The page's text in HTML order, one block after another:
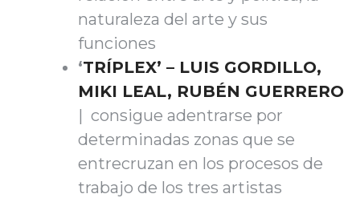
naturaleza del arte y sus
funciones
‘TRÍPLEX’ – LUIS GORDILLO,
MIKI LEAL, RUBÉN GUERRERO
| consigue adentrarse por
determinadas zonas que se
entrecruzan en los procesos de
trabajo de los tres artistas